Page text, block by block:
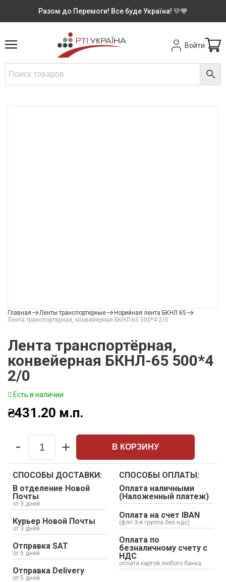
Разом до Перемоги! Все буде Україна! 💛💙
Войти
Главная Ленты транспортерные
Норийная лента БКНЛ 65
Лента транспортёрная, конвейерная БКНЛ-65 500*4 2/0
Лента транспортёрная,
конвейерная БКНЛ-65 500*4
2/0
Есть в наличии
₴431.20 м.п.
Quantity
- + В КОРЗИНУ
СПОСОБЫ ДОСТАВКИ:
В отделение Новой
Почты
от 3 дней
Курьер Новой Почты
от 3 дней
Отправка SAT
от 5 дней
Отправка Delivery
от 5 дней
СПОСОБЫ ОПЛАТЫ:
Оплата наличными
(Наложенный платеж)
Оплата на счет IBAN
(флп 3-я группа без ндс)
Оплата по
безналичному счету с
НДС
оплата картой любого банка